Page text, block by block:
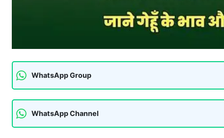
WhatsApp Group
WhatsApp Channel